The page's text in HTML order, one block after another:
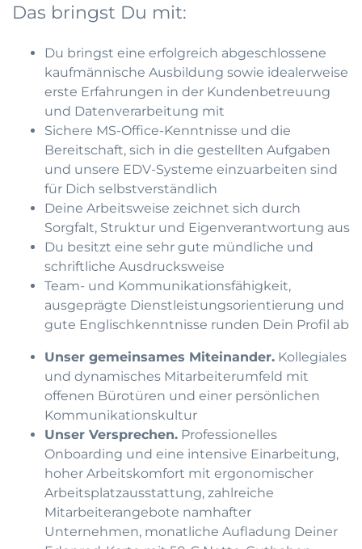
Das bringst Du mit:
Du bringst eine erfolgreich abgeschlossene
kaufmännische Ausbildung sowie idealerweise
erste Erfahrungen in der Kundenbetreuung
und Datenverarbeitung mit
Sichere MS-Office-Kenntnisse und die
Bereitschaft, sich in die gestellten Aufgaben
und unsere EDV-Systeme einzuarbeiten sind
für Dich selbstverständlich
Deine Arbeitsweise zeichnet sich durch
Sorgfalt, Struktur und Eigenverantwortung aus
Du besitzt eine sehr gute mündliche und
schriftliche Ausdrucksweise
Team- und Kommunikationsfähigkeit,
ausgeprägte Dienstleistungsorientierung und
gute Englischkenntnisse runden Dein Profil ab
Unser gemeinsames Miteinander. Kollegiales
und dynamisches Mitarbeiterumfeld mit
offenen Bürotüren und einer persönlichen
Kommunikationskultur
Unser Versprechen. Professionelles
Onboarding und eine intensive Einarbeitung,
hoher Arbeitskomfort mit ergonomischer
Arbeitsplatzausstattung, zahlreiche
Mitarbeiterangebote namhafter
Unternehmen, monatliche Aufladung Deiner